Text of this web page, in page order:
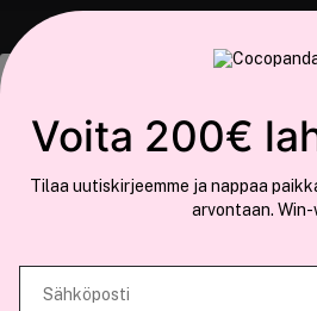
Tämä sivusto
Käytämme evästeitä tarjoamamme
räätälöimiseen, sosiaalisen median
käytät sivustoamme. Kumppanimme
Meistä
Voita 200€
Tilaa uutiskirjeemme ja nappaa
arvontaan. Win-
Sähköposti